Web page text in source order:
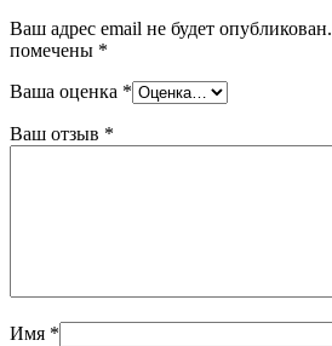
Ваш адрес email не будет опубликован.
помечены *
Ваша оценка *
Ваш отзыв *
Имя *